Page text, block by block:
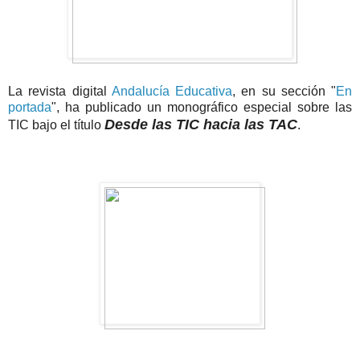
La revista digital Andalucía Educativa, en su sección "En
portada", ha publicado un monográfico especial sobre las
TIC bajo el título Desde las TIC hacia las TAC.